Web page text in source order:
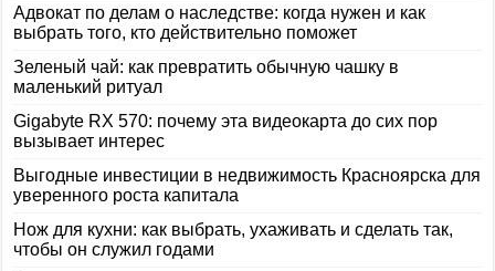
Адвокат по делам о наследстве: когда нужен и как
выбрать того, кто действительно поможет
Зеленый чай: как превратить обычную чашку в
маленький ритуал
Gigabyte RX 570: почему эта видеокарта до сих пор
вызывает интерес
Выгодные инвестиции в недвижимость Красноярска для
уверенного роста капитала
Нож для кухни: как выбрать, ухаживать и сделать так,
чтобы он служил годами